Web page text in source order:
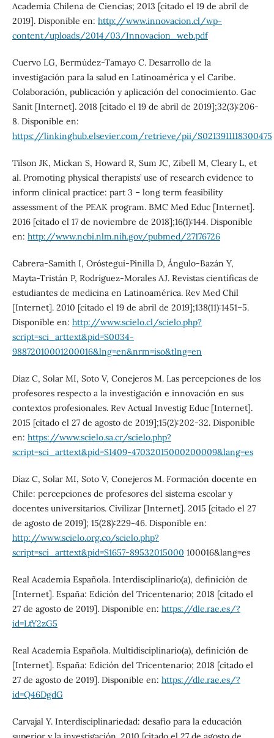
Academia Chilena de Ciencias; 2013 [citado el 19 de abril de
2019]. Disponible en: http://www.innovacion.cl/wp-
content/uploads/2014/03/Innovacion_web.pdf
Cuervo LG, Bermúdez-Tamayo C. Desarrollo de la
investigación para la salud en Latinoamérica y el Caribe.
Colaboración, publicación y aplicación del conocimiento. Gac
Sanit [Internet]. 2018 [citado el 19 de abril de 2019];32(3):206-
8. Disponible en:
https://linkinghub.elsevier.com/retrieve/pii/S0213911118300475
Tilson JK, Mickan S, Howard R, Sum JC, Zibell M, Cleary L, et
al. Promoting physical therapists’ use of research evidence to
inform clinical practice: part 3 – long term feasibility
assessment of the PEAK program. BMC Med Educ [Internet].
2016 [citado el 17 de noviembre de 2018];16(1):144. Disponible
en: http://www.ncbi.nlm.nih.gov/pubmed/27176726
Cabrera-Samith I, Oróstegui-Pinilla D, Ángulo-Bazán Y,
Mayta-Tristán P, Rodríguez-Morales AJ. Revistas científicas de
estudiantes de medicina en Latinoamérica. Rev Med Chil
[Internet]. 2010 [citado el 19 de abril de 2019];138(11):1451–5.
Disponible en: http://www.scielo.cl/scielo.php?
script=sci_arttext&pid=S0034-
98872010001200016&lng=en&nrm=iso&tlng=en
Díaz C, Solar MI, Soto V, Conejeros M. Las percepciones de los
profesores respecto a la investigación e innovación en sus
contextos profesionales. Rev Actual Investig Educ [Internet].
2015 [citado el 27 de agosto de 2019];15(2):202-32. Disponible
en: https://www.scielo.sa.cr/scielo.php?
script=sci_arttext&pid=S1409-47032015000200009&lang=es
Díaz C, Solar MI, Soto V, Conejeros M. Formación docente en
Chile: percepciones de profesores del sistema escolar y
docentes universitarios. Civilizar [Internet]. 2015 [citado el 27
de agosto de 2019]; 15(28):229-46. Disponible en:
http://www.scielo.org.co/scielo.php?
script=sci_arttext&pid=S1657-89532015000 100016&lang=es
Real Academia Española. Interdisciplinario(a), definición de
[Internet]. España: Edición del Tricentenario; 2018 [citado el
27 de agosto de 2019]. Disponible en: https://dle.rae.es/?
id=LtY2zG5
Real Academia Española. Multidisciplinario(a), definición de
[Internet]. España: Edición del Tricentenario; 2018 [citado el
27 de agosto de 2019]. Disponible en: https://dle.rae.es/?
id=Q46DgdG
Carvajal Y. Interdisciplinariedad: desafío para la educación